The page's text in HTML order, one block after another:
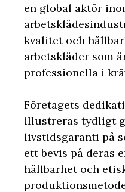
en global aktör
kvalitet och
arbetskläder som
professionella i
Företagets
illustreras tydligt
livstidsgaranti på
ett bevis på deras
hållbarhet och